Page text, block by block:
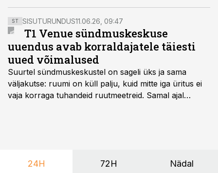
turundusvaldkonna prestiižikaima auhinna.
ST SISUTURUNDUS11.06.26, 09:47
T1 Venue sündmuskeskuse
uuendus avab korraldajatele täiesti
uued võimalused
Suurtel sündmuskeskustel on sageli üks ja sama
väljakutse: ruumi on küll palju, kuid mitte iga üritus ei
vaja korraga tuhandeid ruutmeetreid. Samal ajal
nendele vajadustele vastanud uuendusega, mis pakub
24H 72H Nädal